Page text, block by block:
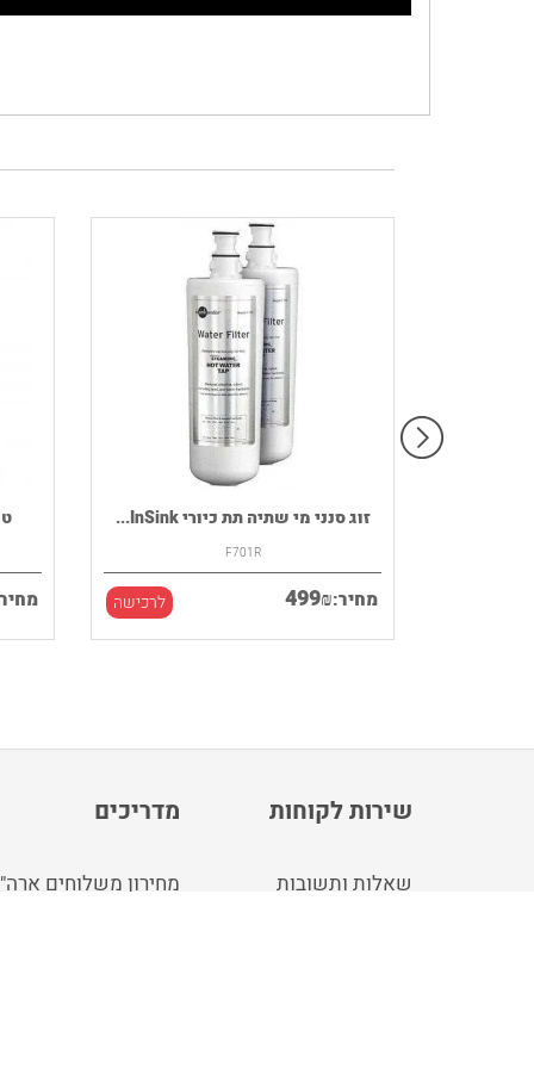
זוג סנני מי שתיה תת כיורי InSink...
F701R
מחיר: 499₪ לרכישה
מדריכים
מחירון משלוחים
שירות לקוחות
שאלות ותשובות